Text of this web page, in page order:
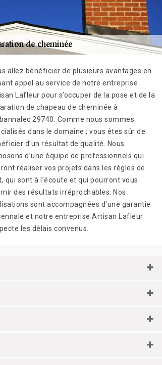
allez bénéficier de plusieurs avantages en
appel au service de notre entreprise
Lafleur pour s’occuper de la pose et de la
de chapeau de cheminée à
29740. Comme nous sommes
dans le domaine ; vous êtes sûr de
d’un résultat de qualité. Nous
d’une équipe de professionnels qui
réaliser vos projets dans les règles de
qui sont à l’écoute et qui pourront vous
des résultats irréprochables. Nos
sont accompagnées d’une garantie
et notre entreprise Artisan Lafleur
les délais convenus.